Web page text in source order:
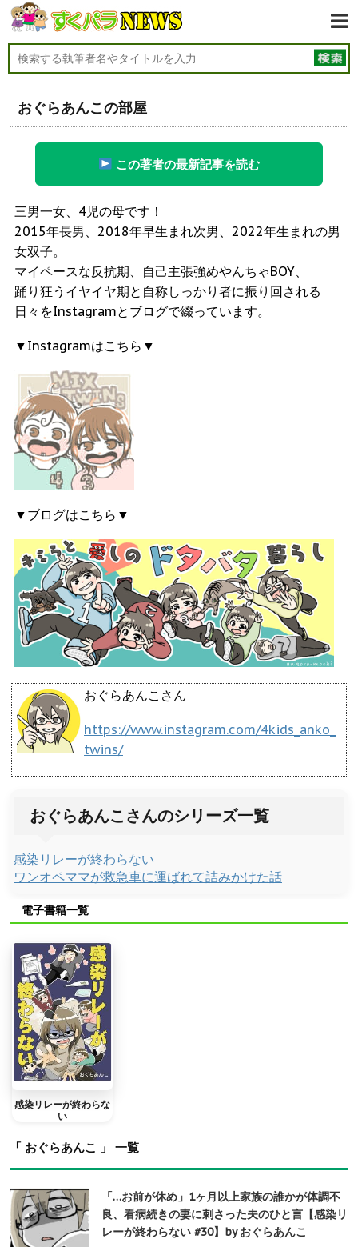
おぐらあんこの部屋
この著者の最新記事を読む
三男一女、4児の母です！
2015年長男、2018年早生まれ次男、2022年生まれの男
女双子。
マイペースな反抗期、自己主張強めやんちゃBOY、
踊り狂うイヤイヤ期と自称しっかり者に振り回される
日々をInstagramとブログで綴っています。
▼Instagramはこちら▼
▼ブログはこちら▼
おぐらあんこさん
https://www.instagram.com/4kids_anko_
twins/
おぐらあんこさんのシリーズ一覧
感染リレーが終わらない
ワンオペママが救急車に運ばれて詰みかけた話
電子書籍一覧
感染リレーが終わらな
い
「 おぐらあんこ 」 一覧
「…お前が休め」1ヶ月以上家族の誰かが体調不
良、看病続きの妻に刺さった夫のひと言【感染リ
レーが終わらない #30】by おぐらあんこ